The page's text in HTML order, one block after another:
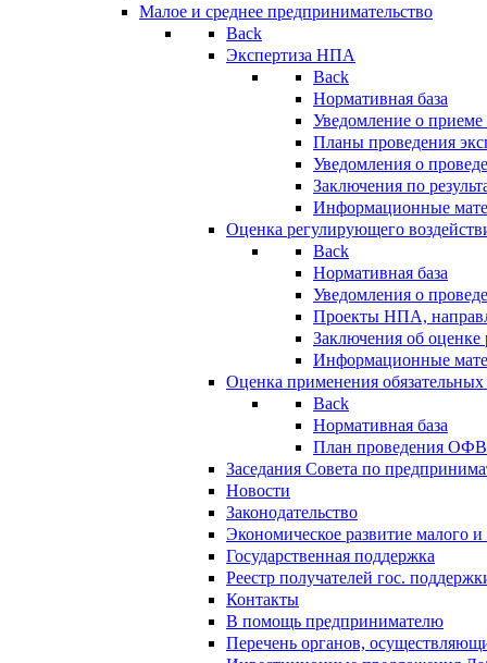
Малое и среднее предпринимательство
Back
Экспертиза НПА
Back
Нормативная база
Уведомление о
Планы проведения
Уведомления о
Заключения по
Информационные
Оценка регулирующего
Back
Нормативная база
Уведомления о
Проекты НПА,
Заключения об
Информационные
Оценка применения
Back
Нормативная база
План проведения
Заседания Совета по
Новости
Законодательство
Экономическое развитие малого и
Государственная поддержка
Реестр получателей гос.
Контакты
В помощь предпринимателю
Перечень органов,